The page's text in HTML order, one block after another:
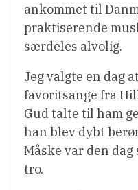
ankommet til
praktiserende
særdeles alvolig.
Jeg valgte en dag
favoritsange fra
Gud talte til ham
han blev dybt
Måske var den
tro.